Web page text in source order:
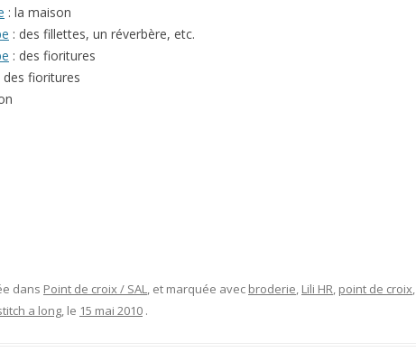
: la maison
: des fillettes, un réverbère, etc.
: des fioritures
des fioritures
dans Point de croix / SAL, et marquée avec broderie, Lili HR, point de croix,
a long, le 15 mai 2010 .